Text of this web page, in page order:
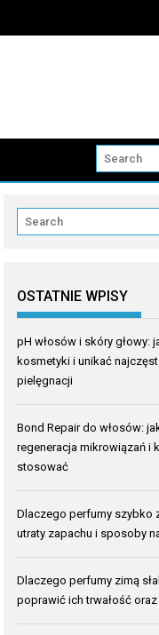
OSTATNIE WPISY
pH włosów i skóry głowy:
kosmetyki i unikać
pielęgnacji
Bond Repair do włosów:
regeneracja mikrowiązań i
stosować
Dlaczego perfumy szybko
utraty zapachu i sposoby
Dlaczego perfumy zimą
poprawić ich trwałość